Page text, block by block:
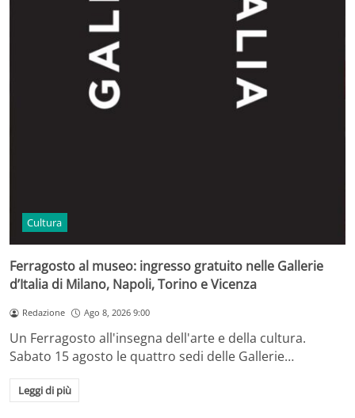
Cultura
Ferragosto al museo: ingresso gratuito nelle Gallerie
d’Italia di Milano, Napoli, Torino e Vicenza
Redazione Ago 8, 2026 9:00
Un Ferragosto all'insegna dell'arte e della cultura.
Sabato 15 agosto le quattro sedi delle Gallerie…
Leggi di più